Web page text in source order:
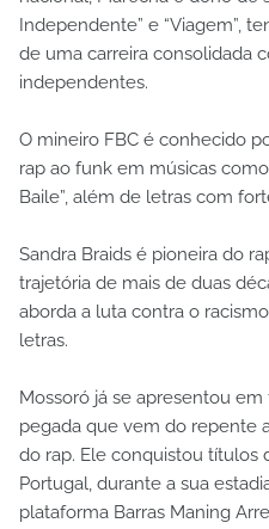
Independente” e “Viagem”,
de uma carreira consolidada
independentes.
O mineiro FBC é conhecido
rap ao funk em músicas
Baile”, além de letras com
Sandra Braids é pioneira do
trajetória de mais de duas
aborda a luta contra o
letras.
Mossoró já se apresentou
pegada que vem do repente
do rap. Ele conquistou títulos
Portugal, durante a sua
plataforma Barras Maning